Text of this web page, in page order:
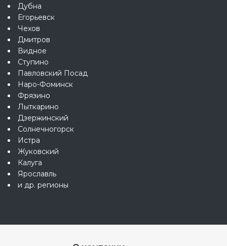
Дубна
Егорьевск
Чехов
Дмитров
Видное
Ступино
Павловский Посад
Наро-Фоминск
Фрязино
Лыткарино
Дзержинский
Солнечногорск
Истра
Жуковский
Калуга
Ярославль
и др. регионы